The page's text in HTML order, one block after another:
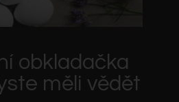
obkladačka
měli vědět